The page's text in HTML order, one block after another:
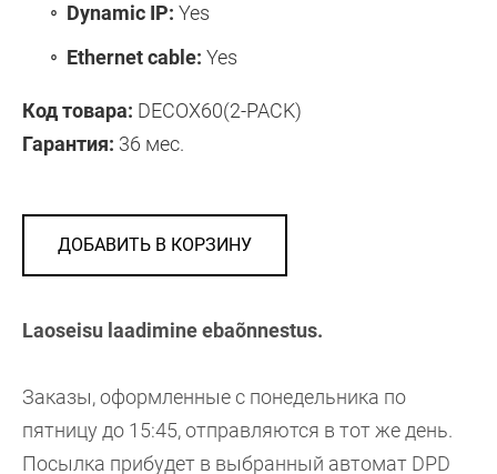
Dynamic IP: Yes
Ethernet cable: Yes
Код товара: DECOX60(2-PACK)
Гарантия: 36 мес.
ДОБАВИТЬ В КОРЗИНУ
Laoseisu laadimine ebaõnnestus.
Заказы, оформленные с понедельника по
пятницу до 15:45, отправляются в тот же день.
Посылка прибудет в выбранный автомат DPD